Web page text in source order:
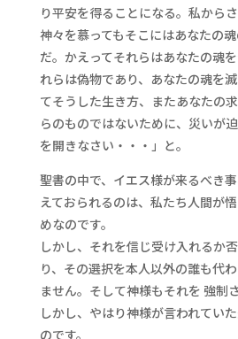
り平安を得ることになる。私から
神々を慕ってもそこにはあなたの
だ。かえってそれらはあなたの魂
れらは偽物であり、あなたの魂を
てそうした生き方、またあなたの
らのものではないために、災いが
を開きなさい・・・」と。
聖書の中で、イエス様が来るべき
えておられるのは、私たち人間が
めなのです。
しかし、それを信じ受け入れるか
り、その選択を本人以外の誰も代
ません。そして神様もそれを 強制
しかし、やはり神様が言われてい
のです。